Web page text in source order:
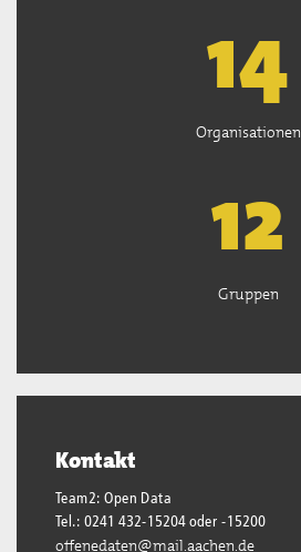
14
Organisationen
13
Gruppen
Kontakt
Team2: Open Data
Tel.: 0241 432-15204 oder -15200
offenedaten@mail.aachen.de